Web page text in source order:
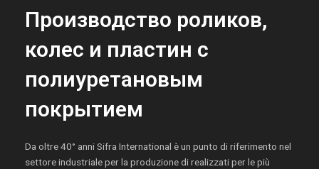
Производство роликов,
колес и пластин с
полиуретановым
покрытием
Da oltre 40° anni Sifra International è un punto di riferimento nel
settore industriale per la produzione di realizzati per le più